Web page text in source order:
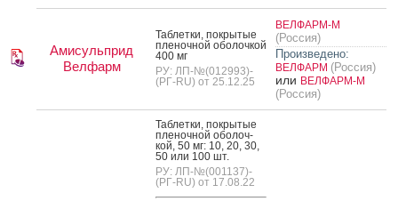
Амисульприд
Велфарм
Таб­летки, пок­ры­тые
пле­ноч­ной обо­лоч­кой
400 мг
РУ: ЛП-№(012993)-
(РГ-RU) от 25.12.25
ВЕЛФАРМ-М
(Россия)
Произведено:
ВЕЛФАРМ (Россия)
или ВЕЛФАРМ-М
(Россия)
Таб­летки, пок­ры­тые
пле­ноч­ной обо­лоч­
кой, 50 мг: 10, 20, 30,
50 или 100 шт.
РУ: ЛП-№(001137)-
(РГ-RU) от 17.08.22